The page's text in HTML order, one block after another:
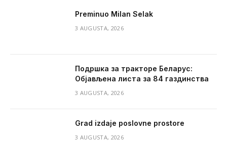
Preminuo Milan Selak
3 AUGUSTA, 2026
Подршка за тракторе Беларус:
Објављена листа за 84 газдинства
3 AUGUSTA, 2026
Grad izdaje poslovne prostore
3 AUGUSTA, 2026